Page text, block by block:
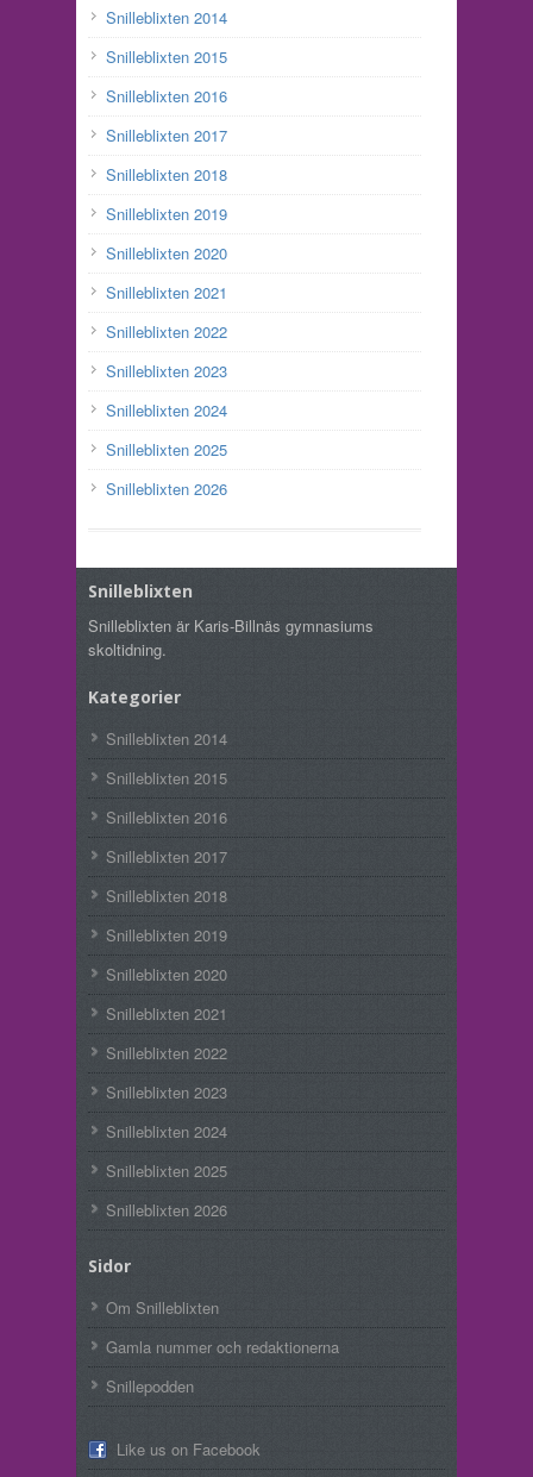
Snilleblixten 2014
Snilleblixten 2015
Snilleblixten 2016
Snilleblixten 2017
Snilleblixten 2018
Snilleblixten 2019
Snilleblixten 2020
Snilleblixten 2021
Snilleblixten 2022
Snilleblixten 2023
Snilleblixten 2024
Snilleblixten 2025
Snilleblixten 2026
Snilleblixten
Snilleblixten är Karis-Billnäs gymnasiums
skoltidning.
Kategorier
Snilleblixten 2014
Snilleblixten 2015
Snilleblixten 2016
Snilleblixten 2017
Snilleblixten 2018
Snilleblixten 2019
Snilleblixten 2020
Snilleblixten 2021
Snilleblixten 2022
Snilleblixten 2023
Snilleblixten 2024
Snilleblixten 2025
Snilleblixten 2026
Sidor
Om Snilleblixten
Gamla nummer och redaktionerna
Snillepodden
Like us on Facebook